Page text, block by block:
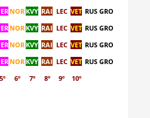
NOR KVY RAI LEC VET RUS GRO
NOR KVY RAI LEC VET RUS GRO
NOR KVY RAI LEC VET RUS GRO
NOR KVY RAI LEC VET RUS GRO
5º 6º 7º 8º 9º 10º